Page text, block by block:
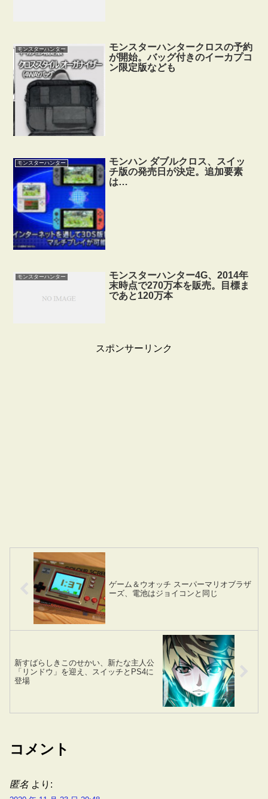
モンスターハンター
モンスターハンタークロスの予約
が開始。バッグ付きのイーカプコ
ン限定版なども
モンスターハンター
モンハン ダブルクロス、スイッ
チ版の発売日が決定。追加要素
は…
モンスターハンター
モンスターハンター4G、2014年
末時点で270万本を販売。目標ま
であと120万本
スポンサーリンク
ゲーム＆ウオッチ スーパーマリオブラザ
ーズ、電池はジョイコンと同じ
新すばらしきこのせかい、新たな主人公
「リンドウ」を迎え、スイッチとPS4に
登場
コメント
匿名 より: